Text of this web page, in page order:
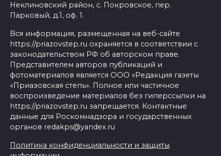
Неклиновский район, с. Покровское, пер.
Парковый, д.1, оф. 1.
Вся информация, размещенная на веб-сайте
https://priazovstep.ru охраняется в соответствии с
законодательством РФ об авторском праве.
Представителем авторов публикаций и
фотоматериалов является ООО «Редакция газеты
«Приазовская степь». Полное или частичное
воспроизведение материалов без гиперссылки на
https://priazovstep.ru запрещается. Контактные
данные для Роскомнадзора и государственных
органов redakps@yandex.ru
Политика конфиденциальности и защиты